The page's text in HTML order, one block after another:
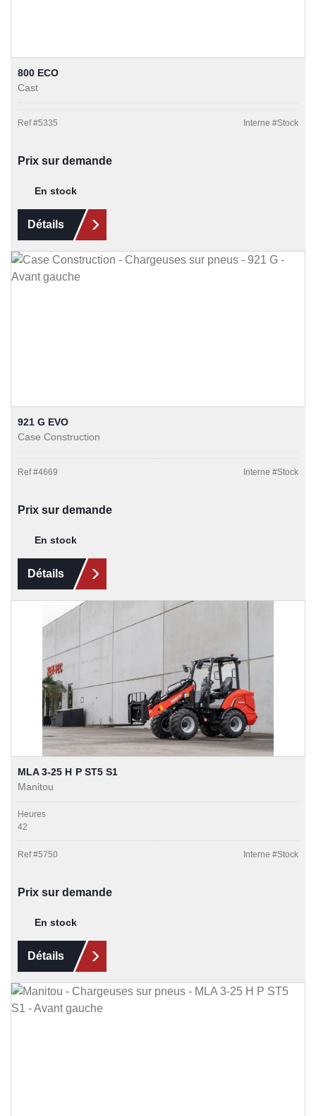
800 ECO
Cast
Ref #5335 Interne #Stock
Prix sur demande
En stock
Détails
921 G EVO
Case Construction
Ref #4669 Interne #Stock
Prix sur demande
En stock
Détails
MLA 3-25 H P ST5 S1
Manitou
Heures
42
Ref #5750 Interne #Stock
Prix sur demande
En stock
Détails